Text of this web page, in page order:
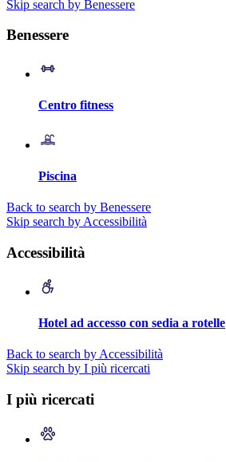
Skip search by Benessere
Benessere
Centro fitness
Piscina
Back to search by Benessere
Skip search by Accessibilità
Accessibilità
Hotel ad accesso con sedia a rotelle
Back to search by Accessibilità
Skip search by I più ricercati
I più ricercati